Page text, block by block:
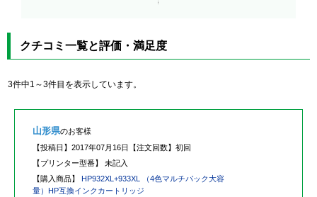
クチコミ一覧と評価・満足度
3件中1～3件目を表示しています。
山形県のお客様
【投稿日】 2017年07月16日 【注文回数】 初回
【プリンター型番】 未記入
【購入商品】 HP932XL+933XL （4色マルチパック大容
量）HP互換インクカートリッジ